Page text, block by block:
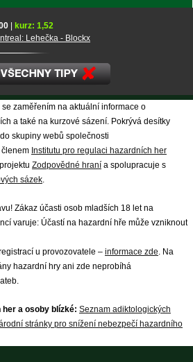
kurz: 1,52
Lehečka - Blockx
zaměřením na aktuální informace o
a také na kurzové sázení. Pokrývá desítky
skupiny webů společnosti
členem Institutu pro regulaci hazardních her
Zodpovědné hraní a spolupracuje s
sázek.
Zákaz účasti osob mladších 18 let na
varuje: Účastí na hazardní hře může vzniknout
u provozovatele – informace zde. Na
hazardní hry ani zde neprobíhá
a osoby blízké: Seznam adiktologických
stránky pro snížení nebezpečí hazardního